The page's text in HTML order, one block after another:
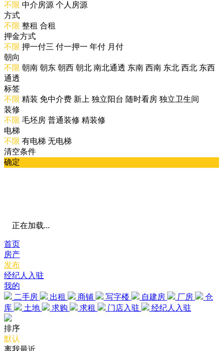
不限 中介房源 个人房源
方式
不限 整租 合租
押金方式
不限 押一付三 付一押一 年付 月付
朝向
不限 朝南 朝东 朝西 朝北 南北通透 东南 西南 东北 西北 东西
通透
标签
不限 精装 免中介费 新上 独立阳台 随时看房 独立卫生间
装修
不限 毛坯房 普通装修 精装修
电梯
不限 有电梯 无电梯
清空条件
确定
正在加载...
首页
房产
发布
经纪人入驻
我的
二手房
出租 商铺 写字楼 自建房 厂房
仓
库
土地 求购 求租 门店入驻 经纪人入驻
排序
默认
离我最近